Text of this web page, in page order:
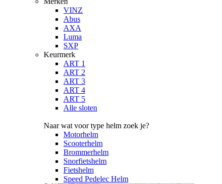
VINZ
Abus
AXA
Luma
SXP
Keurmerk
ART 1
ART 2
ART 3
ART 4
ART 5
Alle sloten
Naar wat voor type helm zoek je?
Motorhelm
Scooterhelm
Brommerhelm
Snorfietshelm
Fietshelm
Speed Pedelec Helm